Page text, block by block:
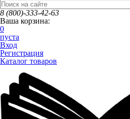
8 (800)-333-42-63
Ваша корзина:
0
пуста
Вход
Регистрация
Каталог товаров